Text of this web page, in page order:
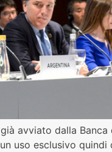
avviato dalla Banca
uso esclusivo